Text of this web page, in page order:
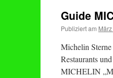
Guide
Publiziert am
Michelin
Restaurants
MICHELIN